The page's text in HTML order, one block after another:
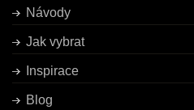
Návody
Jak vybrat
Inspirace
Blog